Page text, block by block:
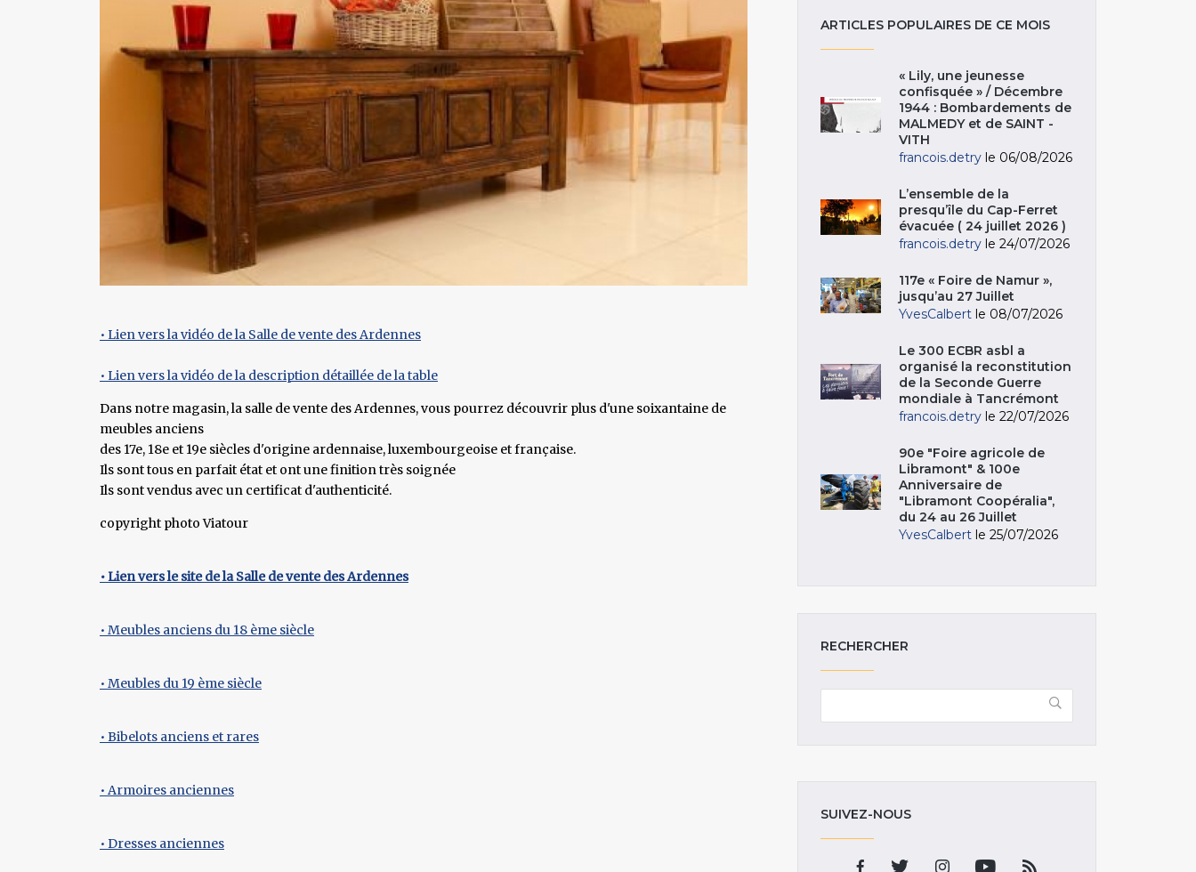
• Lien vers la vidéo de la Salle de vente des Ardennes
• Lien vers la vidéo de la description détaillée de la table
Dans notre magasin, la salle de vente des Ardennes, vous pourrez découvrir plus d'une soixantaine de
meubles anciens
des 17e, 18e et 19e siècles d'origine ardennaise, luxembourgeoise et française.
Ils sont tous en parfait état et ont une finition très soignée
Ils sont vendus avec un certificat d'authenticité.
copyright photo Viatour
• Lien vers le site de la Salle de vente des Ardennes
• Meubles anciens du 18 ème siècle
• Meubles du 19 ème siècle
• Bibelots anciens et rares
• Armoires anciennes
• Dresses anciennes
ARTICLES POPULAIRES DE CE MOIS
« Lily, une jeunesse
confisquée » / Décembre
1944 : Bombardements de
MALMEDY et de SAINT -
VITH
francois.detry le 06/08/2026
L’ensemble de la
presqu’île du Cap-Ferret
évacuée ( 24 juillet 2026 )
francois.detry le 24/07/2026
117e « Foire de Namur »,
jusqu’au 27 Juillet
YvesCalbert le 08/07/2026
Le 300 ECBR asbl a
organisé la reconstitution
de la Seconde Guerre
mondiale à Tancrémont
francois.detry le 22/07/2026
90e "Foire agricole de
Libramont" & 100e
Anniversaire de
"Libramont Coopéralia",
du 24 au 26 Juillet
YvesCalbert le 25/07/2026
RECHERCHER
SUIVEZ-NOUS